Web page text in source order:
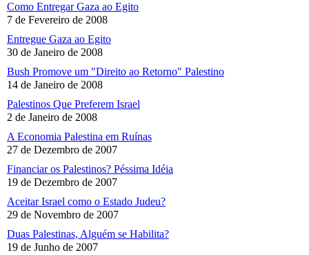
Como Entregar Gaza ao Egito
7 de Fevereiro de 2008
Entregue Gaza ao Egito
30 de Janeiro de 2008
Bush Promove um "Direito ao Retorno" Palestino
14 de Janeiro de 2008
Palestinos Que Preferem Israel
2 de Janeiro de 2008
A Economia Palestina em Ruínas
27 de Dezembro de 2007
Financiar os Palestinos? Péssima Idéia
19 de Dezembro de 2007
Aceitar Israel como o Estado Judeu?
29 de Novembro de 2007
Duas Palestinas, Alguém se Habilita?
19 de Junho de 2007